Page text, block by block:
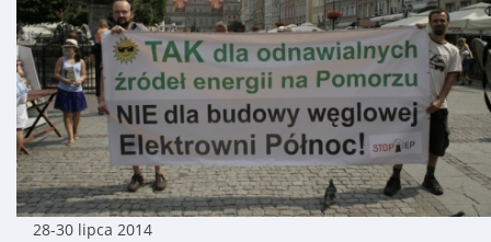
28-30 lipca 2014